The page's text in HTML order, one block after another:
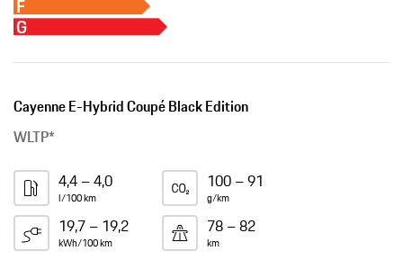
F
G
Cayenne E-Hybrid Coupé Black Edition
WLTP*
4,4 – 4,0
l/100 km
100 – 91
g/km
19,7 – 19,2
kWh/100 km
78 – 82
km